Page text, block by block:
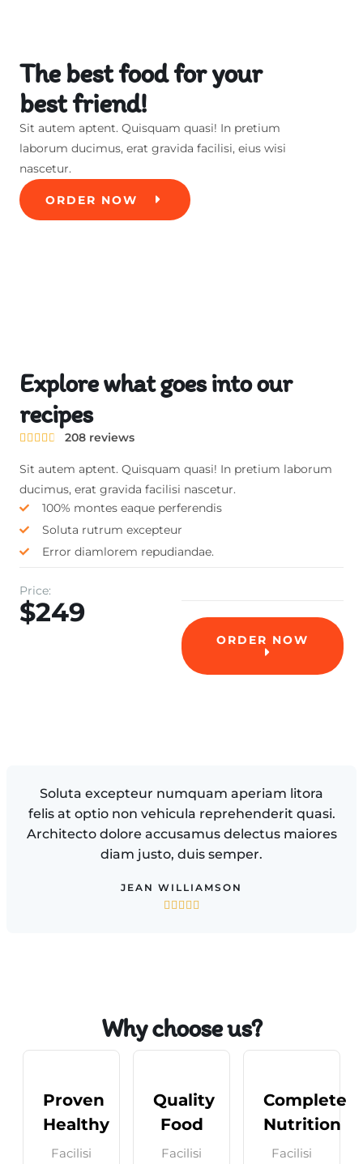
The best food for your
best friend!
Sit autem aptent. Quisquam quasi! In pretium
laborum ducimus, erat gravida facilisi, eius wisi
nascetur.
ORDER NOW
Explore what goes into our
recipes
     208 reviews
Sit autem aptent. Quisquam quasi! In pretium laborum
ducimus, erat gravida facilisi nascetur.
100% montes eaque perferendis
Soluta rutrum excepteur
Error diamlorem repudiandae.
Price:
$249
ORDER NOW
Soluta excepteur numquam aperiam litora
felis at optio non vehicula reprehenderit quasi.
Architecto dolore accusamus delectus maiores
diam justo, duis semper.
JEAN WILLIAMSON
    
Why choose us?
Proven
Healthy
Facilisi
Quality
Food
Facilisi
Complete
Nutrition
Facilisi